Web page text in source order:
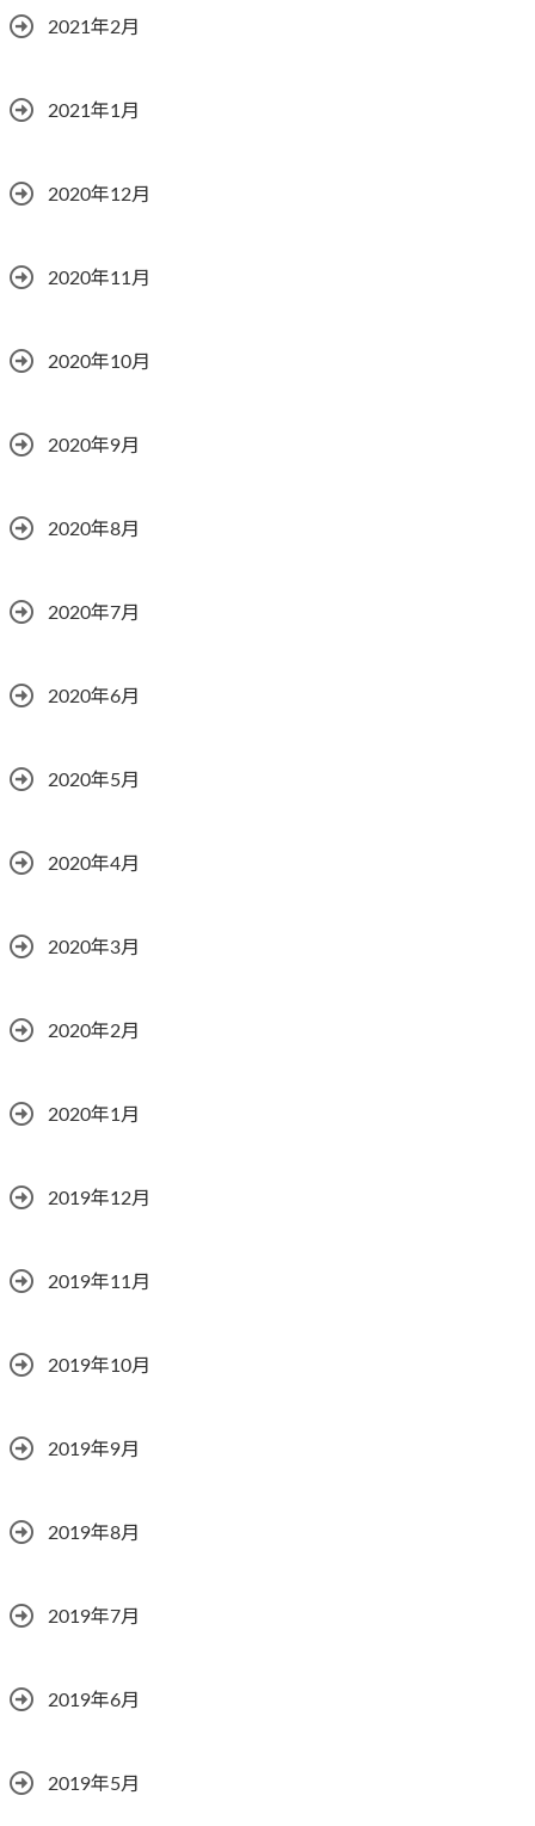
2021年2月
2021年1月
2020年12月
2020年11月
2020年10月
2020年9月
2020年8月
2020年7月
2020年6月
2020年5月
2020年4月
2020年3月
2020年2月
2020年1月
2019年12月
2019年11月
2019年10月
2019年9月
2019年8月
2019年7月
2019年6月
2019年5月